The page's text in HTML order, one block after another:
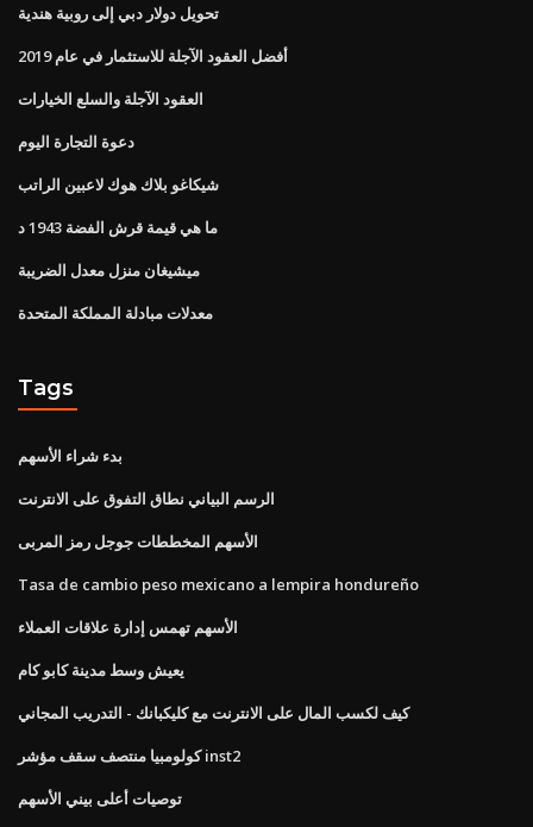
تحويل دولار دبي إلى روبية هندية
أفضل العقود الآجلة للاستثمار في عام 2019
العقود الآجلة والسلع الخيارات
دعوة التجارة اليوم
شيكاغو بلاك هوك لاعبين الراتب
ما هي قيمة قرش الفضة 1943 د
ميشيغان منزل معدل الضريبة
معدلات مبادلة المملكة المتحدة
Tags
بدء شراء الأسهم
الرسم البياني نطاق التفوق على الانترنت
الأسهم المخططات جوجل رمز المربى
Tasa de cambio peso mexicano a lempira hondureño
الأسهم تهمس إدارة علاقات العملاء
يعيش وسط مدينة كابو كام
كيف لكسب المال على الانترنت مع كليكبانك - التدريب المجاني
كولومبيا منتصف سقف مؤشر inst2
توصيات أعلى بيني الأسهم